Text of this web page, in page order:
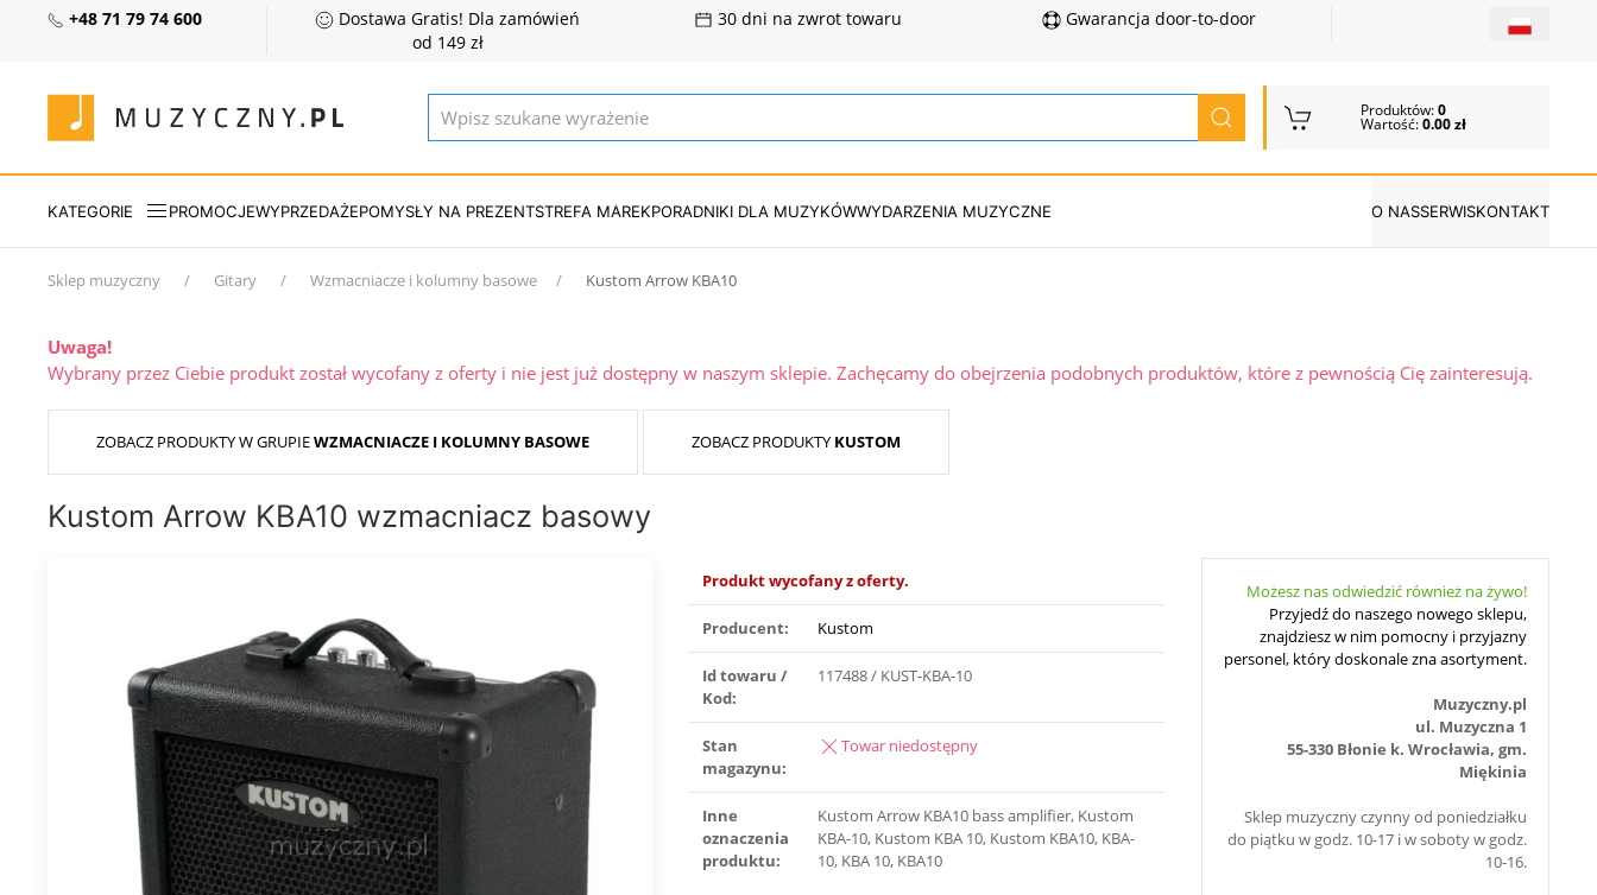
+48 71 79 74 600
Dostawa Gratis! Dla zamówień
od 149 zł
30 dni na zwrot towaru Gwarancja door-to-door
Produktów:0
Wartość:0.00 zł
KATEGORIE PROMOCJEWYPRZEDAŻEPOMYSŁY NA PREZENTSTREFA MAREKPORADNIKI DLA MUZYKÓWWYDARZENIA MUZYCZNE O NASSERWISKONTAKT
Sklep muzyczny Gitary Wzmacniacze i kolumny basowe Kustom Arrow KBA10
Uwaga!
Wybrany przez Ciebie produkt został wycofany z oferty i nie jest już dostępny w naszym sklepie. Zachęcamy do obejrzenia podobnych produktów, które z pewnością Cię zainteresują.
ZOBACZ PRODUKTY W GRUPIEWZMACNIACZE I KOLUMNY BASOWE ZOBACZ PRODUKTY KUSTOM
Kustom Arrow KBA10 wzmacniacz basowy
Produkt wycofany z oferty.
Producent: Kustom
Id towaru /
Kod:
117488 / KUST-KBA-10
Stan
magazynu:
Towar niedostępny
Inne
oznaczenia
produktu:
Kustom Arrow KBA10 bass amplifier, Kustom
KBA-10, Kustom KBA 10, Kustom KBA10, KBA-
10, KBA 10, KBA10
Możesz nas odwiedzić również na żywo!
Przyjedź do naszego nowego sklepu,
znajdziesz w nim pomocny i przyjazny
personel, który doskonale zna asortyment.
Muzyczny.pl
ul. Muzyczna 1
55-330 Błonie k. Wrocławia, gm.
Miękinia
Sklep muzyczny czynny od poniedziałku
do piątku w godz. 10-17 i w soboty w godz.
10-16.